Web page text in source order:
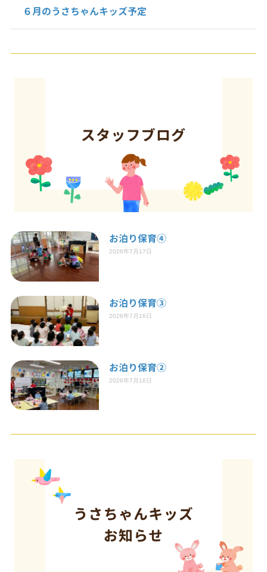
６月のうさちゃんキッズ予定
お泊り保育④
2026年7月17日
お泊り保育③
2026年7月16日
お泊り保育②
2026年7月16日